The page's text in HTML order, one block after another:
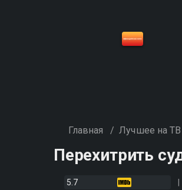
Главная / Лучшее на ТВ
Перехитрить
5.7